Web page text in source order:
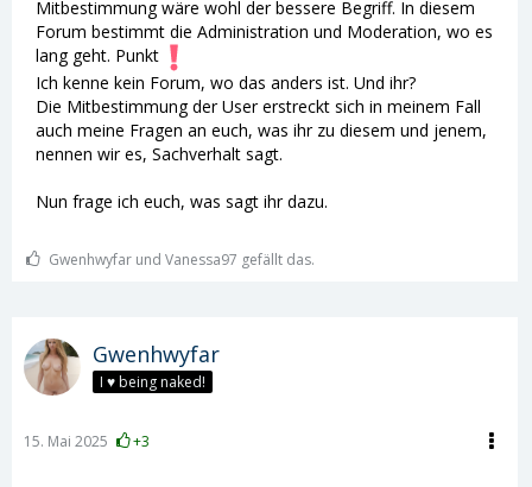
Mitbestimmung wäre wohl der bessere Begriff. In diesem
Forum bestimmt die Administration und Moderation, wo es
lang geht. Punkt
Ich kenne kein Forum, wo das anders ist. Und ihr?
Die Mitbestimmung der User erstreckt sich in meinem Fall
auch meine Fragen an euch, was ihr zu diesem und jenem,
nennen wir es, Sachverhalt sagt.
Nun frage ich euch, was sagt ihr dazu.
Gwenhwyfar und Vanessa97 gefällt das.
Gwenhwyfar
I ♥ being naked!
15. Mai 2025 +3